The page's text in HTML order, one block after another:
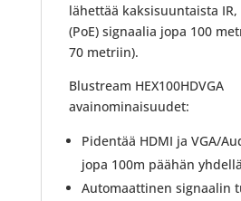
lähettää kaksisuuntaista IR,
(PoE) signaalia jopa 100
70 metriin).
Blustream HEX100HDVGA
avainominaisuudet:
Pidentää HDMI ja VGA/
jopa 100m päähän
Automaattinen signaalin